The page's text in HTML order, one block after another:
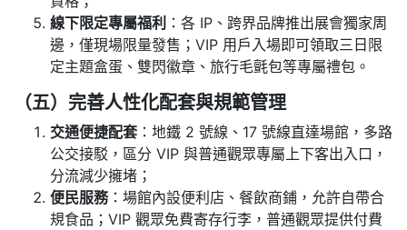
線下限定專屬福利 ：各 IP、跨界品牌推出展會獨家周
邊，僅現場限量發售；VIP 用戶入場即可領取三日限
定主題盒蛋、雙閃徽章、旅行毛氈包等專屬禮包。
（五）完善人性化配套與規範管理
交通便捷配套 ：地鐵 2 號線、17 號線直達場館，多路
公交接駁，區分 VIP 與普通觀眾專屬上下客出入口，
分流減少擁堵；
便民服務：場館內設便利店、餐飲商鋪，允許自帶合
規食品；VIP 觀眾免費寄存行李，普通觀眾提供付費